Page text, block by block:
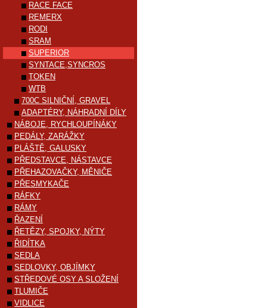
RACE FACE
REMERX
RODI
SRAM
SUPERIOR
SYNTACE,SYNCROS
TOKEN
WTB
700C SILNIČNÍ, GRAVEL
ADAPTÉRY, NÁHRADNÍ DÍLY
NÁBOJE, RYCHLOUPÍNÁKY
PEDÁLY, ZARÁŽKY
PLÁŠTĚ, GALUSKY
PŘEDSTAVCE, NÁSTAVCE
PŘEHAZOVAČKY, MĚNIČE
PŘESMYKAČE
RÁFKY
RÁMY
ŘAZENÍ
ŘETĚZY, SPOJKY, NÝTY
ŘIDÍTKA
SEDLA
SEDLOVKY, OBJÍMKY
STŘEDOVÉ OSY A SLOŽENÍ
TLUMIČE
VIDLICE